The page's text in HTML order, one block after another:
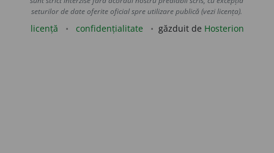
seturilor de date oferite oficial spre utilizare publică (vezi licența).
licență confidențialitate găzduit de Hosterion